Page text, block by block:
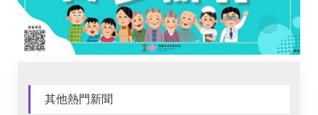
其他熱門新聞